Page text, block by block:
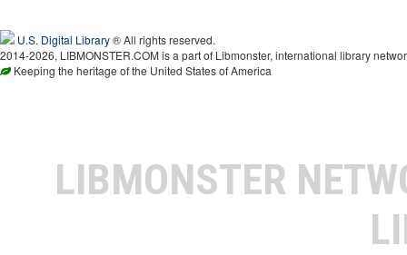
U.S. Digital Library® All rights reserved.
2014-2026, LIBMONSTER.COM is a part of Libmonster, international library
Keeping the heritage of the United States of America
LIBMONSTER